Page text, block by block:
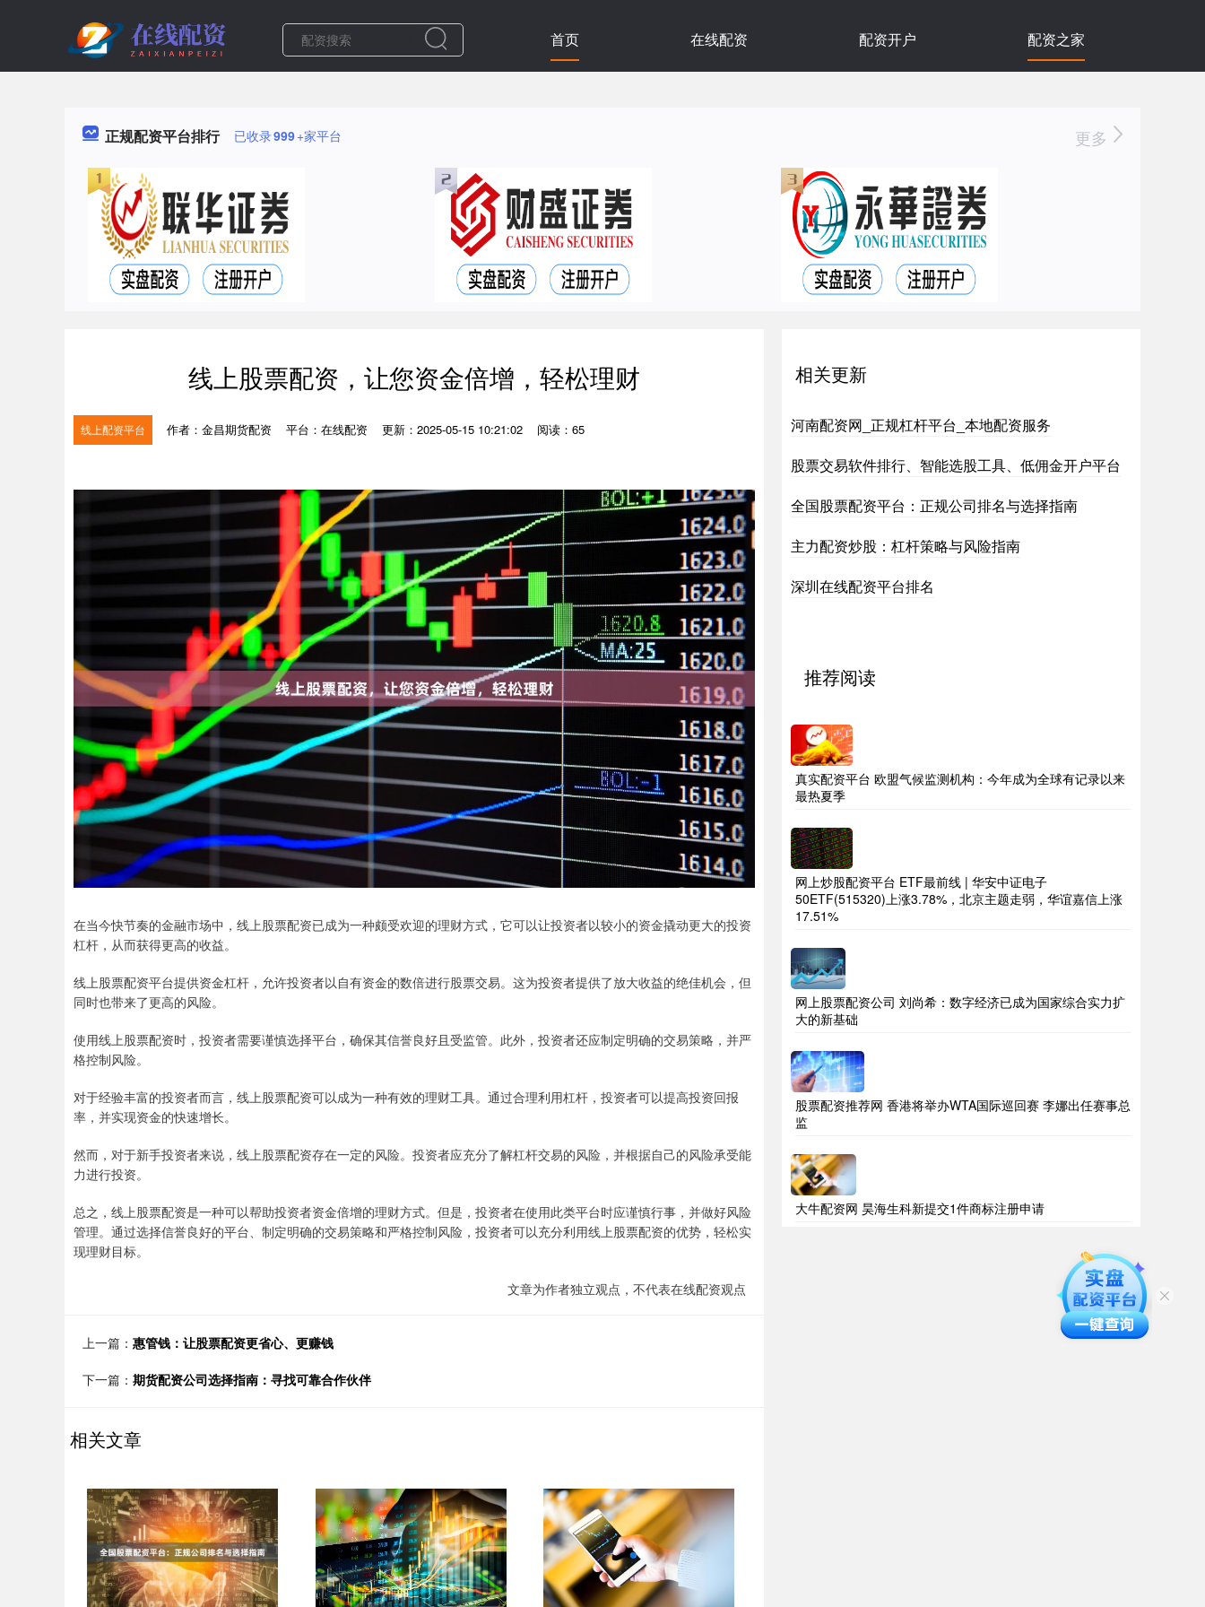
首页 在线配资 配资开户 配资之家
正规配资平台排行 已收录999+家平台 更多
线上股票配资，让您资金倍增，轻松理财
线上配资平台 作者：金昌期货配资 平台：在线配资 更新：2025-05-15 10:21:02 阅读：65
在当今快节奏的金融市场中，线上股票配资已成为一种颇受欢迎的理财方式，它可以让投资者以较小的资金撬动更大的投资
杠杆，从而获得更高的收益。
线上股票配资平台提供资金杠杆，允许投资者以自有资金的数倍进行股票交易。这为投资者提供了放大收益的绝佳机会，但
同时也带来了更高的风险。
使用线上股票配资时，投资者需要谨慎选择平台，确保其信誉良好且受监管。此外，投资者还应制定明确的交易策略，并严
格控制风险。
对于经验丰富的投资者而言，线上股票配资可以成为一种有效的理财工具。通过合理利用杠杆，投资者可以提高投资回报
率，并实现资金的快速增长。
然而，对于新手投资者来说，线上股票配资存在一定的风险。投资者应充分了解杠杆交易的风险，并根据自己的风险承受能
力进行投资。
总之，线上股票配资是一种可以帮助投资者资金倍增的理财方式。但是，投资者在使用此类平台时应谨慎行事，并做好风险
管理。通过选择信誉良好的平台、制定明确的交易策略和严格控制风险，投资者可以充分利用线上股票配资的优势，轻松实
现理财目标。
文章为作者独立观点，不代表在线配资观点
上一篇： 惠管钱：让股票配资更省心、更赚钱
下一篇： 期货配资公司选择指南：寻找可靠合作伙伴
相关文章
相关更新
河南配资网_正规杠杆平台_本地配资服务
股票交易软件排行、智能选股工具、低佣金开户平台
全国股票配资平台：正规公司排名与选择指南
主力配资炒股：杠杆策略与风险指南
深圳在线配资平台排名
推荐阅读
真实配资平台 欧盟气候监测机构：今年成为全球有记录以来
最热夏季
网上炒股配资平台 ETF最前线 | 华安中证电子
50ETF(515320)上涨3.78%，北京主题走弱，华谊嘉信上涨
17.51%
网上股票配资公司 刘尚希：数字经济已成为国家综合实力扩
大的新基础
股票配资推荐网 香港将举办WTA国际巡回赛 李娜出任赛事总
监
大牛配资网 昊海生科新提交1件商标注册申请